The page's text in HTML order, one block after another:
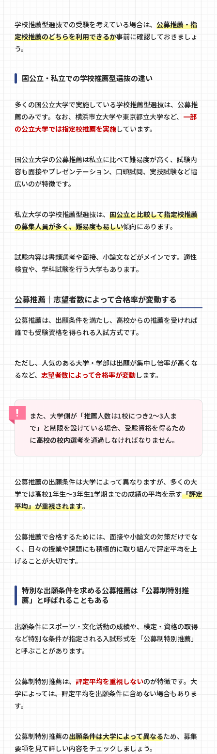
学校推薦型選抜での受験を考えている場合は、 公募推薦・指
定校推薦のどちらを利用できるか事前に確認しておきましょ
う。
国公立・私立での学校推薦型選抜の違い
多くの国公立大学で実施している学校推薦型選抜は、公募推
薦のみです。なお、横浜市立大学や東京都立大学など、 一部
の公立大学では指定校推薦を実施しています。
国公立大学の公募推薦は私立に比べて難易度が高く、試験内
容も面接やプレゼンテーション、口頭試問、実技試験など幅
広いのが特徴です。
私立大学の学校推薦型選抜は、 国公立と比較して指定校推薦
の募集人員が多く、難易度も易しい傾向にあります。
試験内容は書類選考や面接、小論文などがメインです。適性
検査や、学科試験を行う大学もあります。
公募推薦｜志望者数によって合格率が変動する
公募推薦は、出願条件を満たし、高校からの推薦を受ければ
誰でも受験資格を得られる入試方式です。
ただし、人気のある大学・学部は出願が集中し倍率が高くな
るなど、 志望者数によって合格率が変動します。
また、大学側が「推薦人数は1校につき2〜3人ま
で」と制限を設けている場合、受験資格を得るため
に高校の校内選考を通過しなければなりません。
公募推薦の出願条件は大学によって異なりますが、多くの大
学では高校1年生〜3年生1学期までの成績の平均を示す「評定
平均」が重視されます。
公募推薦で合格するためには、面接や小論文の対策だけでな
く、日々の授業や課題にも積極的に取り組んで評定平均を上
げることが大切です。
特別な出願条件を求める公募推薦は「公募制特別推
薦」と呼ばれることもある
出願条件にスポーツ・文化活動の成績や、検定・資格の取得
など特別な条件が指定される入試形式を「公募制特別推薦」
と呼ぶことがあります。
公募制特別推薦は、 評定平均を重視しないのが特徴です。大
学によっては、評定平均を出願条件に含めない場合もありま
す。
公募制特別推薦の出願条件は大学によって異なるため、募集
要項を見て詳しい内容をチェックしましょう。